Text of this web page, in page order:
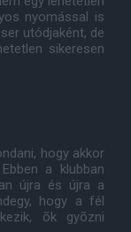
nyomással is
utódjaként, de
sikeresen
hogy akkor
a klubban
újra és újra a
hogy a fél
õk gyõzni